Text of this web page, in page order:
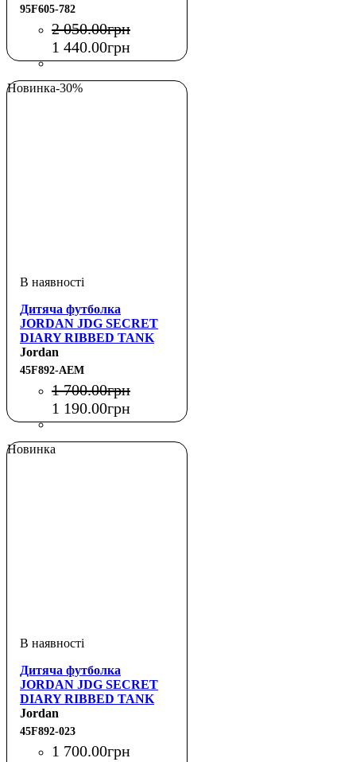
95F605-782
2 050.00грн
1 440.00грн
Новинка-30%
Дитяча футболка
JORDAN JDG SECRET
DIARY RIBBED TANK
Jordan
45F892-AEM
1 700.00грн
1 190.00грн
Новинка
Дитяча футболка
JORDAN JDG SECRET
DIARY RIBBED TANK
Jordan
45F892-023
1 700.00грн